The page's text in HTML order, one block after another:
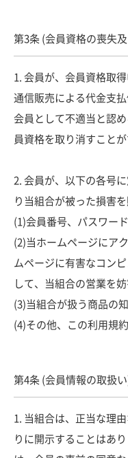
第3条 (会員資格の喪失
1. 会員が、会員資格取
通信販売による代金支
会員として不適当と認
員資格を取り消すこと
2. 会員が、以下の各号
り当組合が被った損害
(1)会員番号、パスワー
(2)当ホームページにア
ムページに有害なコン
して、当組合の営業を
(3)当組合が扱う商品の
(4)その他、この利用規
第4条 (会員情報の取扱
1. 当組合は、正当な理
りに開示することはあ